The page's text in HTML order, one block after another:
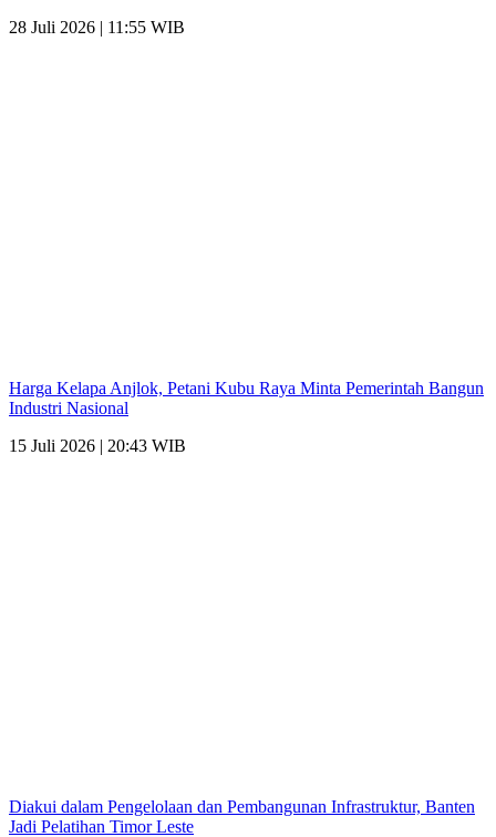
28 Juli 2026 | 11:55 WIB
Harga Kelapa Anjlok, Petani Kubu Raya Minta Pemerintah Bangun
Industri Nasional
15 Juli 2026 | 20:43 WIB
Diakui dalam Pengelolaan dan Pembangunan Infrastruktur, Banten
Jadi Pelatihan Timor Leste